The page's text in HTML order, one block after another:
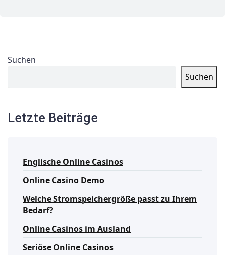
Suchen
Suchen
Letzte Beiträge
Englische Online Casinos
Online Casino Demo
Welche Stromspeichergröße passt zu Ihrem
Bedarf?
Online Casinos im Ausland
Seriöse Online Casinos